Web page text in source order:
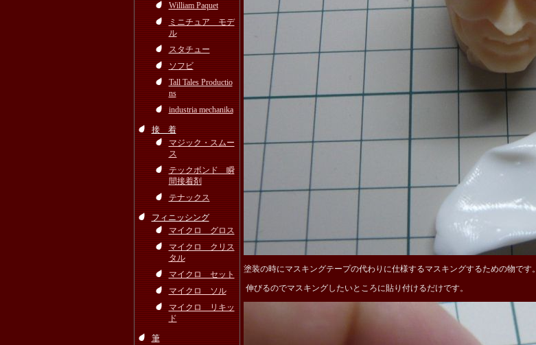
William Paquet
ミニチュア モデ
ル
スタチュー
ソフビ
Tall Tales Productio
ns
industria mechanika
接 着
マジック・スムー
ス
テックボンド 瞬
間接着剤
テナックス
フィニッシング
マイクロ グロス
マイクロ クリス
タル
マイクロ セット
マイクロ ソル
マイクロ リキッ
ド
筆
塗装の時にマスキングテープの代わりに仕様するマスキングするための物です。
伸びるのでマスキングしたいところに貼り付けるだけです。